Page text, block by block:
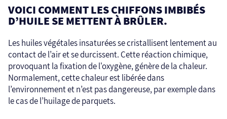
VOICI COMMENT LES CHIFFONS IMBIBÉS
D’HUILE SE METTENT À BRÛLER.
Les huiles végétales insaturées se cristallisent lentement au
contact de l’air et se durcissent. Cette réaction chimique,
provoquant la fixation de l'oxygène, génère de la chaleur.
Normalement, cette chaleur est libérée dans
l’environnement et n’est pas dangereuse, par exemple dans
le cas de l’huilage de parquets.